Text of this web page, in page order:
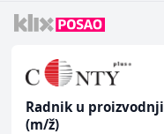
Radnik u proizvodnji
(m/ž)